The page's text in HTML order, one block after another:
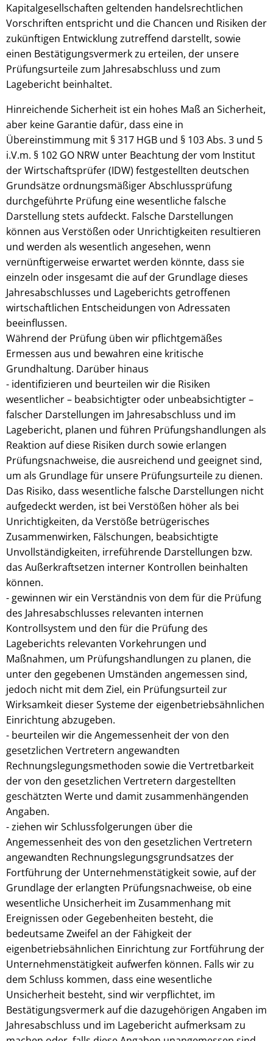
Kapitalgesellschaften geltenden handelsrechtlichen
Vorschriften entspricht und die Chancen und Risiken der
zukünftigen Entwicklung zutreffend darstellt, sowie
einen Bestätigungsvermerk zu erteilen, der unsere
Prüfungsurteile zum Jahresabschluss und zum
Lagebericht beinhaltet.
Hinreichende Sicherheit ist ein hohes Maß an Sicherheit,
aber keine Garantie dafür, dass eine in
Übereinstimmung mit § 317 HGB und § 103 Abs. 3 und 5
i.V.m. § 102 GO NRW unter Beachtung der vom Institut
der Wirtschaftsprüfer (IDW) festgestellten deutschen
Grundsätze ordnungsmäßiger Abschlussprüfung
durchgeführte Prüfung eine wesentliche falsche
Darstellung stets aufdeckt. Falsche Darstellungen
können aus Verstößen oder Unrichtigkeiten resultieren
und werden als wesentlich angesehen, wenn
vernünftigerweise erwartet werden könnte, dass sie
einzeln oder insgesamt die auf der Grundlage dieses
Jahresabschlusses und Lageberichts getroffenen
wirtschaftlichen Entscheidungen von Adressaten
beeinflussen.
Während der Prüfung üben wir pflichtgemäßes
Ermessen aus und bewahren eine kritische
Grundhaltung. Darüber hinaus
- identifizieren und beurteilen wir die Risiken
wesentlicher – beabsichtigter oder unbeabsichtigter –
falscher Darstellungen im Jahresabschluss und im
Lagebericht, planen und führen Prüfungshandlungen als
Reaktion auf diese Risiken durch sowie erlangen
Prüfungsnachweise, die ausreichend und geeignet sind,
um als Grundlage für unsere Prüfungsurteile zu dienen.
Das Risiko, dass wesentliche falsche Darstellungen nicht
aufgedeckt werden, ist bei Verstößen höher als bei
Unrichtigkeiten, da Verstöße betrügerisches
Zusammenwirken, Fälschungen, beabsichtigte
Unvollständigkeiten, irreführende Darstellungen bzw.
das Außerkraftsetzen interner Kontrollen beinhalten
können.
- gewinnen wir ein Verständnis von dem für die Prüfung
des Jahresabschlusses relevanten internen
Kontrollsystem und den für die Prüfung des
Lageberichts relevanten Vorkehrungen und
Maßnahmen, um Prüfungshandlungen zu planen, die
unter den gegebenen Umständen angemessen sind,
jedoch nicht mit dem Ziel, ein Prüfungsurteil zur
Wirksamkeit dieser Systeme der eigenbetriebsähnlichen
Einrichtung abzugeben.
- beurteilen wir die Angemessenheit der von den
gesetzlichen Vertretern angewandten
Rechnungslegungsmethoden sowie die Vertretbarkeit
der von den gesetzlichen Vertretern dargestellten
geschätzten Werte und damit zusammenhängenden
Angaben.
- ziehen wir Schlussfolgerungen über die
Angemessenheit des von den gesetzlichen Vertretern
angewandten Rechnungslegungsgrundsatzes der
Fortführung der Unternehmenstätigkeit sowie, auf der
Grundlage der erlangten Prüfungsnachweise, ob eine
wesentliche Unsicherheit im Zusammenhang mit
Ereignissen oder Gegebenheiten besteht, die
bedeutsame Zweifel an der Fähigkeit der
eigenbetriebsähnlichen Einrichtung zur Fortführung der
Unternehmenstätigkeit aufwerfen können. Falls wir zu
dem Schluss kommen, dass eine wesentliche
Unsicherheit besteht, sind wir verpflichtet, im
Bestätigungsvermerk auf die dazugehörigen Angaben im
Jahresabschluss und im Lagebericht aufmerksam zu